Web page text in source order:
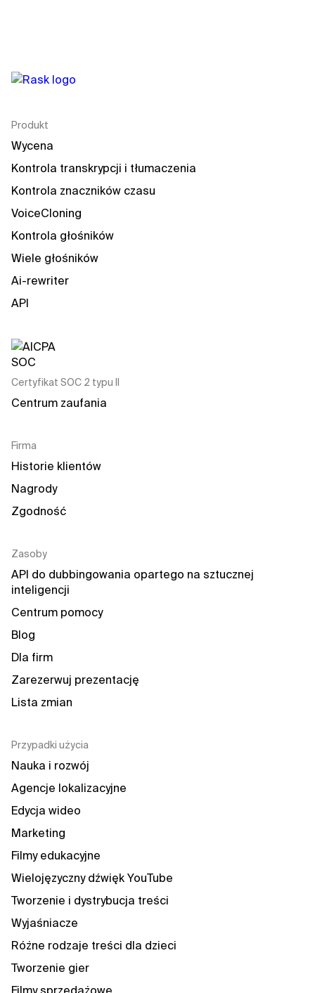
Produkt
Wycena
Kontrola transkrypcji i tłumaczenia
Kontrola znaczników czasu
VoiceCloning
Kontrola głośników
Wiele głośników
Ai-rewriter
API
Certyfikat SOC 2 typu II
Centrum zaufania
Firma
Historie klientów
Nagrody
Zgodność
Zasoby
API do dubbingowania opartego na sztucznej
inteligencji
Centrum pomocy
Blog
Dla firm
Zarezerwuj prezentację
Lista zmian
Przypadki użycia
Nauka i rozwój
Agencje lokalizacyjne
Edycja wideo
Marketing
Filmy edukacyjne
Wielojęzyczny dźwięk YouTube
Tworzenie i dystrybucja treści
Wyjaśniacze
Różne rodzaje treści dla dzieci
Tworzenie gier
Filmy sprzedażowe